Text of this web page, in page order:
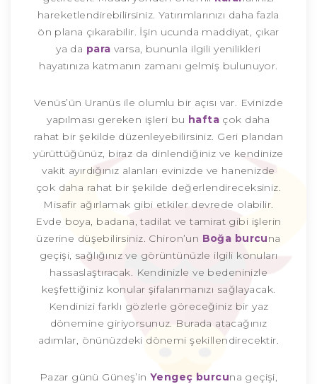
hareketlendirebilirsiniz. Yatırımlarınızı daha fazla
ön plana çıkarabilir. İşin ucunda maddiyat, çıkar
ya da para varsa, bununla ilgili yenilikleri
hayatınıza katmanın zamanı gelmiş bulunuyor.
Venüs’ün Uranüs ile olumlu bir açısı var. Evinizde
yapılması gereken işleri bu hafta çok daha
rahat bir şekilde düzenleyebilirsiniz. Geri plandan
yürüttüğünüz, biraz da dinlendiğiniz ve kendinize
vakit ayırdığınız alanları evinizde ve hanenizde
çok daha rahat bir şekilde değerlendireceksiniz.
Misafir ağırlamak gibi etkiler devrede olabilir.
Evde boya, badana, tadilat ve tamirat gibi işlerin
üzerine düşebilirsiniz. Chiron’un Boğa burcuna
geçişi, sağlığınız ve görüntünüzle ilgili konuları
hassaslaştıracak. Kendinizle ve bedeninizle
keşfettiğiniz konular şifalanmanızı sağlayacak.
Kendinizi farklı gözlerle göreceğiniz bir yaz
dönemine giriyorsunuz. Burada atacağınız
adımlar, önünüzdeki dönemi şekillendirecektir.
Pazar günü Güneş’inYengeç burcuna geçişi,